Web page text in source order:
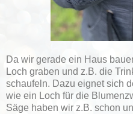
Da wir gerade ein Haus
Loch graben und z.B. die
schaufeln. Dazu eignet sich
wie ein Loch für die
Säge haben wir z.B. schon